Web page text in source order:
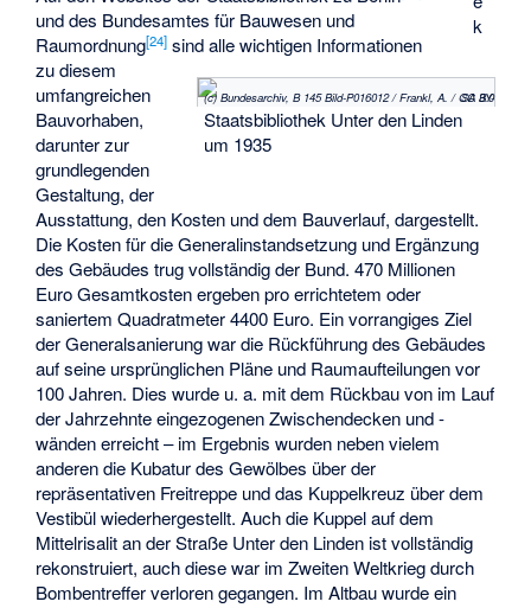
k
(c) Bundesarchiv, B 145 Bild-P016012 / Frankl, A. / CC BY-SA 3.0
Staatsbibliothek Unter den Linden
um 1935
und des Bundesamtes für Bauwesen und
Raumordnung[24] sind alle wichtigen Informationen
zu diesem
umfangreichen
Bauvorhaben,
darunter zur
grundlegenden
Gestaltung, der
Ausstattung, den Kosten und dem Bauverlauf, dargestellt.
Die Kosten für die Generalinstandsetzung und Ergänzung
des Gebäudes trug vollständig der Bund. 470 Millionen
Euro Gesamtkosten ergeben pro errichtetem oder
saniertem Quadratmeter 4400 Euro. Ein vorrangiges Ziel
der Generalsanierung war die Rückführung des Gebäudes
auf seine ursprünglichen Pläne und Raumaufteilungen vor
100 Jahren. Dies wurde u. a. mit dem Rückbau von im Lauf
der Jahrzehnte eingezogenen Zwischendecken und -
wänden erreicht – im Ergebnis wurden neben vielem
anderen die Kubatur des Gewölbes über der
repräsentativen Freitreppe und das Kuppelkreuz über dem
Vestibül wiederhergestellt. Auch die Kuppel auf dem
Mittelrisalit an der Straße Unter den Linden ist vollständig
rekonstruiert, auch diese war im Zweiten Weltkrieg durch
Bombentreffer verloren gegangen. Im Altbau wurde ein